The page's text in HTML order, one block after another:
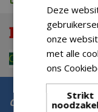
Contact
Deze
onze
met alle
ons
Strikt